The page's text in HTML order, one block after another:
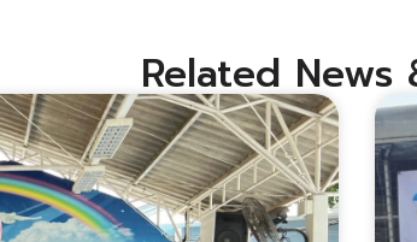
Related News